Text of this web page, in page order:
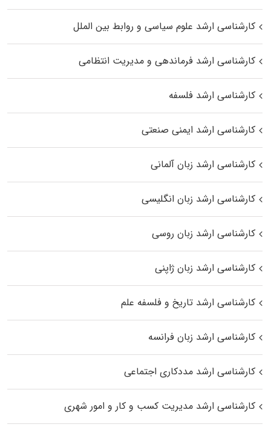
کارشناسی ارشد علوم سیاسی و روابط بین الملل
کارشناسی ارشد فرماندهی و مدیریت انتظامی
کارشناسی ارشد فلسفه
کارشناسی ارشد ایمنی صنعتی
کارشناسی ارشد زبان آلمانی
کارشناسی ارشد زبان انگلیسی
کارشناسی ارشد زبان روسی
کارشناسی ارشد زبان ژاپنی
کارشناسی ارشد تاریخ و فلسفه علم
کارشناسی ارشد زبان فرانسه
کارشناسی ارشد مددکاری اجتماعی
کارشناسی ارشد مدیریت کسب و کار و امور شهری